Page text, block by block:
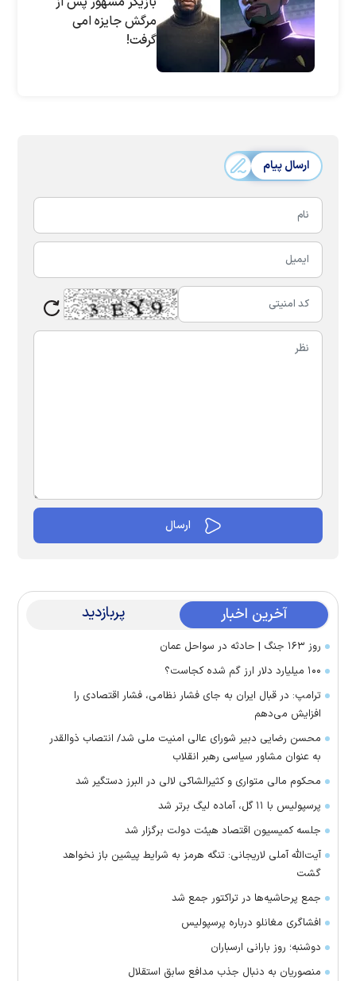
مرگش جایزه امی
گرفت!
ارسال پیام
آخرین اخبار پربازدید
روز ۱۶۳ جنگ | حادثه در سواحل عمان
۱۰۰ میلیارد دلار ارز گم شده کجاست؟
ترامپ: در قبال ایران به جای فشار نظامی، فشار اقتصادی را
افزایش می‌دهم
محسن رضایی دبیر شورای عالی امنیت ملی شد/ انتصاب ذوالقدر
به عنوان مشاور سیاسی رهبر انقلاب
محکوم مالی متواری و کثیرالشاکی لالی در البرز دستگیر شد
پرسپولیس با ۱۱ گل، آماده لیگ برتر شد
جلسه کمیسیون اقتصاد هیئت دولت برگزار شد
آیت‌الله آملی لاریجانی: تنگه هرمز به شرایط پیشین باز نخواهد
گشت
جمع پرحاشیه‌ها در تراکتور جمع شد
افشاگری مغانلو درباره پرسپولیس
دوشنبه؛ روز بارانی ارسباران
منصوریان به دنبال جذب مدافع سابق استقلال